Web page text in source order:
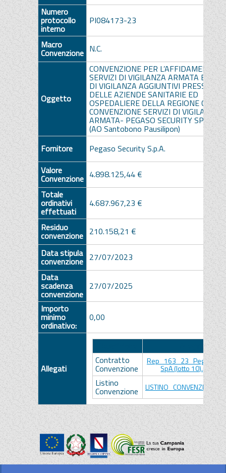
Numero
protocollo
interno
PI084173-23
Macro
Convenzione N.C.
Oggetto
CONVENZIONE PER L’AFFIDAMENTO
SERVIZI DI VIGILANZA ARMATA E
DI VIGILANZA AGGIUNTIVI PRESSO LE
DELLE AZIENDE SANITARIE ED
OSPEDALIERE DELLA REGIONE
CONVENZIONE SERVIZI DI VIGILANZA
ARMATA- PEGASO SECURITY SPA
(AO Santobono Pausilipon)
Fornitore
Pegaso Security S.p.A.
Valore
Convenzione 4.898.125,44 €
Totale
ordinativi
effettuati
4.687.967,23 €
Residuo
convenzione 210.158,21 €
Data stipula
convenzione 27/07/2023
Data
scadenza
convenzione
27/07/2025
Importo
minimo
ordinativo:
0,00
Allegati
Allegato
Contratto
Convenzione
Rep_163_23_Pegaso
SpA (lotto
Listino
Convenzione